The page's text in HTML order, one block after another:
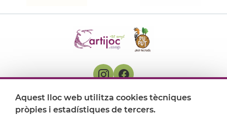
On ens trobem
Aquest lloc web utilitza cookies tècniques
pròpies i estadístiques de tercers.